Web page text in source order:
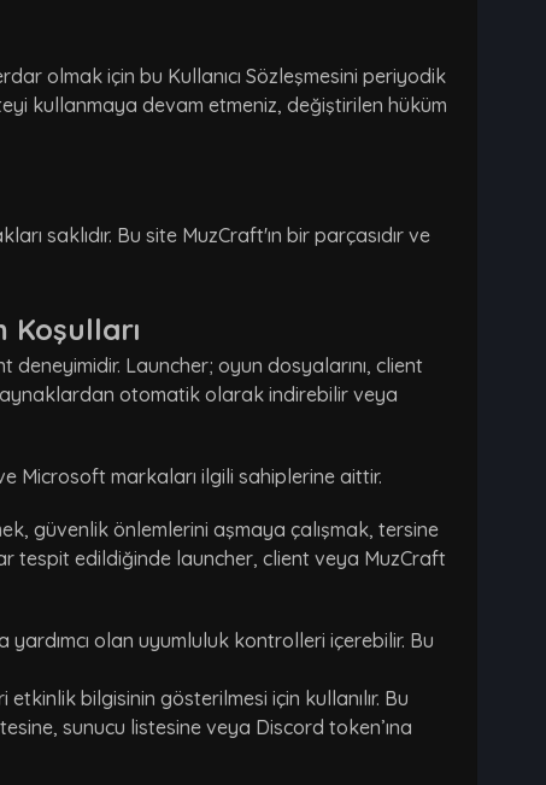
olmak için bu Kullanıcı Sözleşmesini periyodik
kullanmaya devam etmeniz, değiştirilen hüküm
saklıdır. Bu site MuzCraft'ın bir parçasıdır ve
Koşulları
Launcher; oyun dosyalarını, client
otomatik olarak indirebilir veya
Microsoft markaları ilgili sahiplerine aittir.
güvenlik önlemlerini aşmaya çalışmak, tersine
tespit edildiğinde launcher, client veya MuzCraft
olan uyumluluk kontrolleri içerebilir. Bu
bilgisinin gösterilmesi için kullanılır. Bu
sunucu listesine veya Discord token’ına